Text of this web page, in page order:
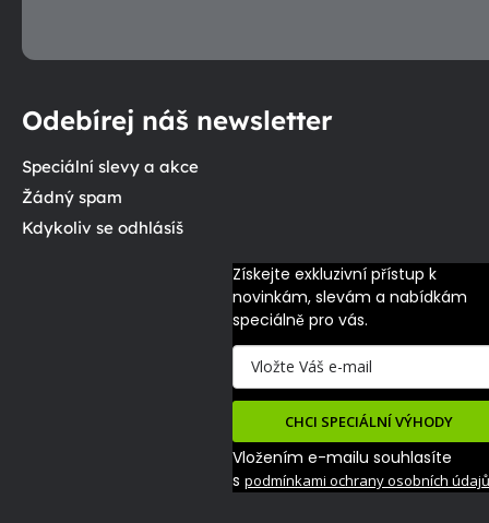
Odebírej náš newsletter
Speciální slevy a akce
Žádný spam
Kdykoliv se odhlásíš
Získejte exkluzivní přístup k
novinkám, slevám a nabídkám
speciálně pro vás.
CHCI SPECIÁLNÍ VÝHODY
Vložením e-mailu souhlasíte
s podmínkami ochrany osobních údajů